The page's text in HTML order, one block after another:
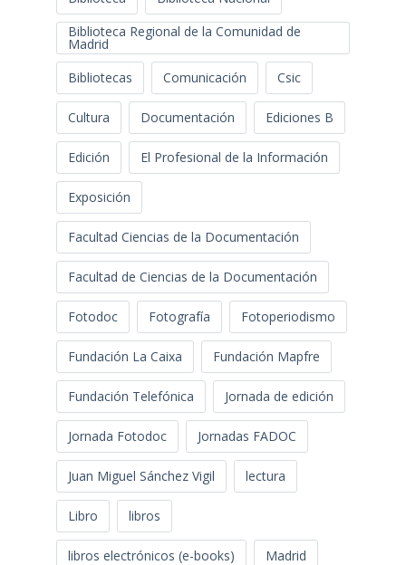
Biblioteca Regional de la Comunidad de
Madrid
Bibliotecas
Comunicación Csic
Cultura Documentación Ediciones B
Edición El Profesional de la Información
Exposición
Facultad Ciencias de la Documentación
Facultad de Ciencias de la Documentación
Fotodoc Fotografía Fotoperiodismo
Fundación La Caixa Fundación Mapfre
Fundación Telefónica Jornada de edición
Jornada Fotodoc Jornadas FADOC
Juan Miguel Sánchez Vigil lectura
Libro libros
libros electrónicos (e-books) Madrid